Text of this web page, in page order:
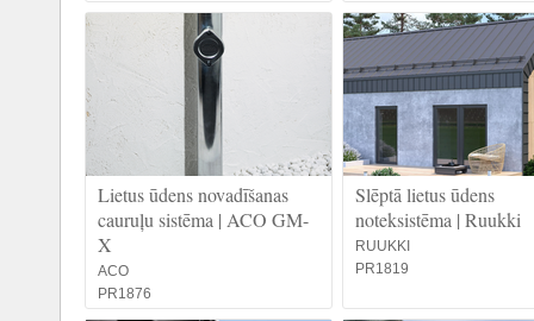
Lietus ūdens novadīšanas
cauruļu sistēma | ACO GM-
X
ACO
PR1876
Slēptā lietus ūdens
noteksistēma | Ruukki
RUUKKI
PR1819